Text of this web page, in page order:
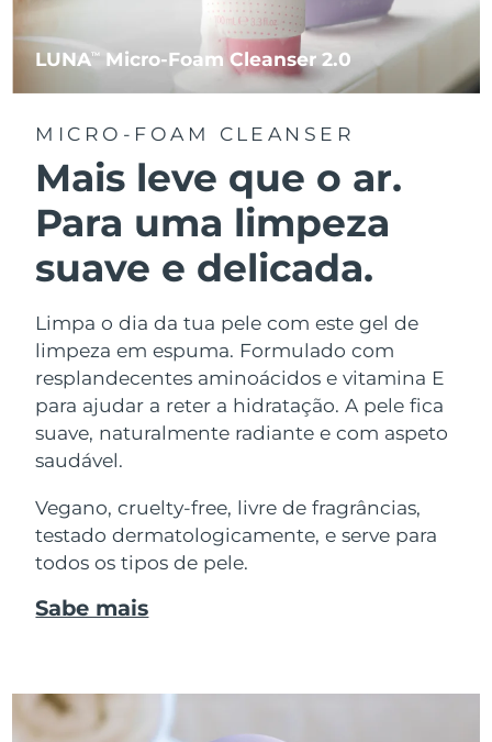
LUNATM Micro-Foam Cleanser 2.0
MICRO-FOAM CLEANSER
Mais leve que o ar.
Para uma limpeza
suave e delicada.
Limpa o dia da tua pele com este gel de
limpeza em espuma. Formulado com
resplandecentes aminoácidos e vitamina E
para ajudar a reter a hidratação. A pele fica
suave, naturalmente radiante e com aspeto
saudável.
Vegano, cruelty-free, livre de fragrâncias,
testado dermatologicamente, e serve para
todos os tipos de pele.
Sabe mais